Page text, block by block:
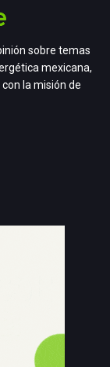
sobre temas
mexicana,
la misión de